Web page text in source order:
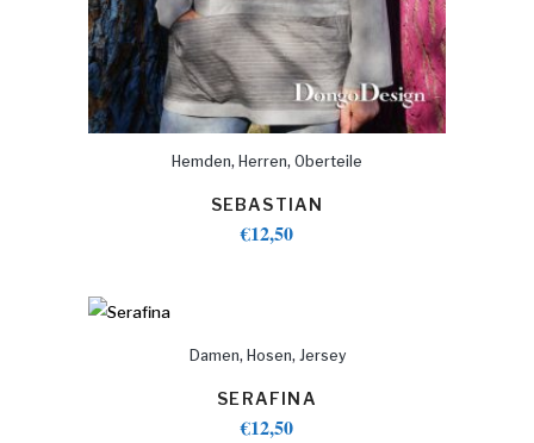
Hemden, Herren, Oberteile
SEBASTIAN
€12,50
Damen, Hosen, Jersey
SERAFINA
€12,50